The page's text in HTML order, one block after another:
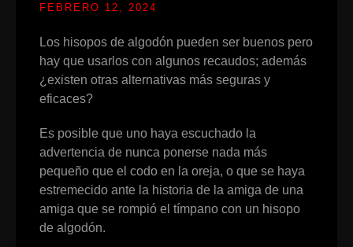
FEBRERO 12, 2024
Los hisopos de algodón pueden ser buenos pero
hay que usarlos con algunos recaudos; además
¿existen otras alternativas más seguras y
eficaces?
Es posible que uno haya escuchado la
advertencia de nunca ponerse nada más
pequeño que el codo en la oreja, o que se haya
estremecido ante la historia de la amiga de una
amiga que se rompió el tímpano con un hisopo
de algodón.